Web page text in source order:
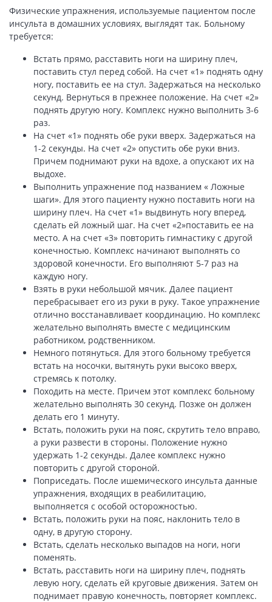
Физические упражнения, используемые пациентом после
инсульта в домашних условиях, выглядят так. Больному
требуется:
Встать прямо, расставить ноги на ширину плеч,
поставить стул перед собой. На счет «1» поднять одну
ногу, поставить ее на стул. Задержаться на несколько
секунд. Вернуться в прежнее положение. На счет «2»
поднять другую ногу. Комплекс нужно выполнить 3-6
раз.
На счет «1» поднять обе руки вверх. Задержаться на
1-2 секунды. На счет «2» опустить обе руки вниз.
Причем поднимают руки на вдохе, а опускают их на
выдохе.
Выполнить упражнение под названием « Ложные
шаги». Для этого пациенту нужно поставить ноги на
ширину плеч. На счет «1» выдвинуть ногу вперед,
сделать ей ложный шаг. На счет «2»поставить ее на
место. А на счет «3» повторить гимнастику с другой
конечностью. Комплекс начинают выполнять со
здоровой конечности. Его выполняют 5-7 раз на
каждую ногу.
Взять в руки небольшой мячик. Далее пациент
перебрасывает его из руки в руку. Такое упражнение
отлично восстанавливает координацию. Но комплекс
желательно выполнять вместе с медицинским
работником, родственником.
Немного потянуться. Для этого больному требуется
встать на носочки, вытянуть руки высоко вверх,
стремясь к потолку.
Походить на месте. Причем этот комплекс больному
желательно выполнять 30 секунд. Позже он должен
делать его 1 минуту.
Встать, положить руки на пояс, скрутить тело вправо,
а руки развести в стороны. Положение нужно
удержать 1-2 секунды. Далее комплекс нужно
повторить с другой стороной.
Поприседать. После ишемического инсульта данные
упражнения, входящих в реабилитацию,
выполняется с особой осторожностью.
Встать, положить руки на пояс, наклонить тело в
одну, в другую сторону.
Встать, сделать несколько выпадов на ноги, ноги
поменять.
Встать, расставить ноги на ширину плеч, поднять
левую ногу, сделать ей круговые движения. Затем он
поднимает правую конечность, повторяет комплекс.